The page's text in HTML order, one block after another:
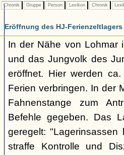
Chronik Gruppe Person Lexikon Chronik
Eröffnung des HJ-
In der Nähe von Lohmar
und das Jungvolk des
eröffnet. Hier werden
Ferien verbringen. In der
Fahnenstange zum
Befehle gegeben. Das
geregelt:
straffe Kontrolle und